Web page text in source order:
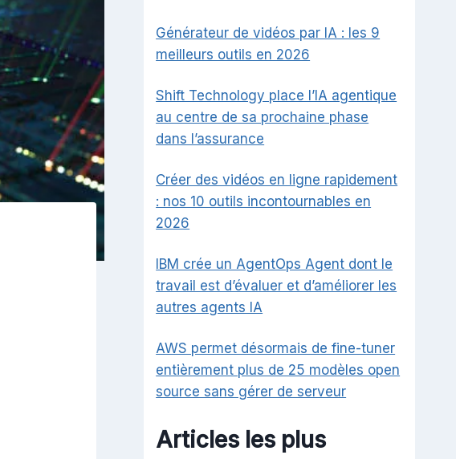
Générateur de vidéos par IA : les 9
meilleurs outils en 2026
Shift Technology place l’IA agentique
au centre de sa prochaine phase
dans l’assurance
Créer des vidéos en ligne rapidement
: nos 10 outils incontournables en
2026
IBM crée un AgentOps Agent dont le
travail est d’évaluer et d’améliorer les
autres agents IA
AWS permet désormais de fine-tuner
entièrement plus de 25 modèles open
source sans gérer de serveur
Articles les plus